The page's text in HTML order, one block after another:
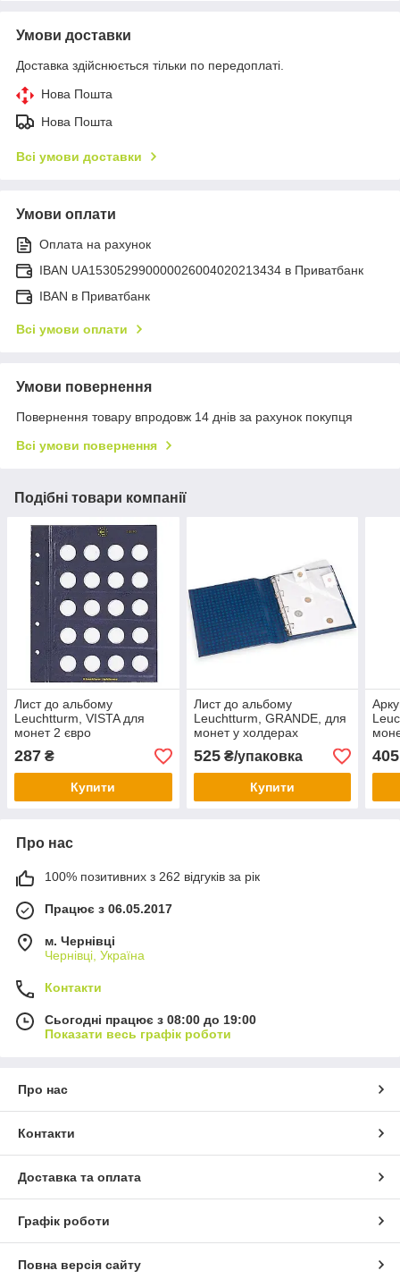
Умови доставки
Доставка здійснюється тільки по передоплаті.
Нова Пошта
Нова Пошта
Всі умови доставки
Умови оплати
Оплата на рахунок
IBAN UA153052990000026004020213434 в Приватбанк
IBAN в Приватбанк
Всі умови оплати
Умови повернення
Повернення товару впродовж 14 днів за рахунок покупця
Всі умови повернення
Подібні товари компанії
Лист до альбому
Leuchtturm, VISTA для
монет 2 євро
287 ₴
Купити
Лист до альбому
Leuchtturm, GRANDE, для
монет у холдерах
525₴/упаковка
Купити
405
Про нас
100% позитивних з 262 відгуків за рік
Працює з 06.05.2017
м. Чернівці
Чернівці, Україна
Контакти
Сьогодні працює з 08:00 до 19:00
Показати весь графік роботи
Про нас
Контакти
Доставка та оплата
Графік роботи
Повна версія сайту